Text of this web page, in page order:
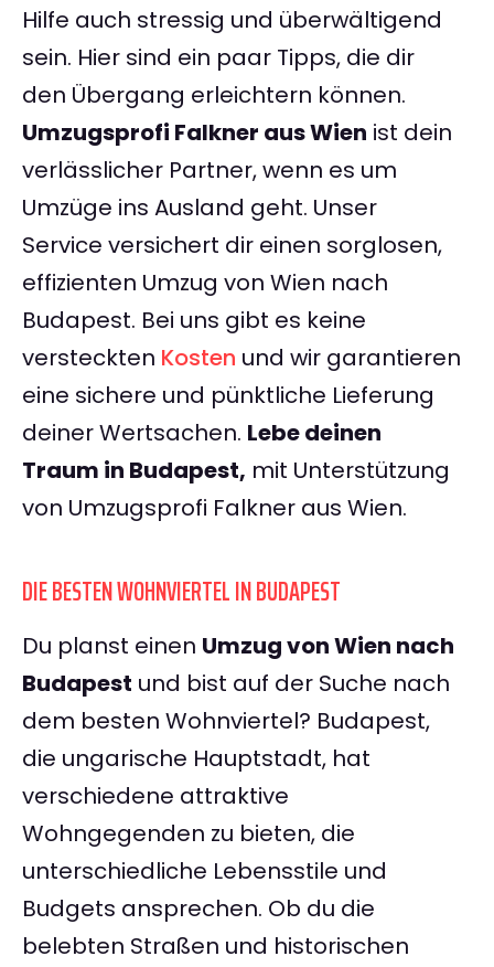
Hilfe auch stressig und überwältigend
sein. Hier sind ein paar Tipps, die dir
den Übergang erleichtern können.
Umzugsprofi Falkner aus Wien ist dein
verlässlicher Partner, wenn es um
Umzüge ins Ausland geht. Unser
Service versichert dir einen sorglosen,
effizienten Umzug von Wien nach
Budapest. Bei uns gibt es keine
versteckten Kosten und wir garantieren
eine sichere und pünktliche Lieferung
deiner Wertsachen. Lebe deinen
Traum in Budapest, mit Unterstützung
von Umzugsprofi Falkner aus Wien.
DIE BESTEN WOHNVIERTEL IN BUDAPEST
Du planst einen Umzug von Wien nach
Budapest und bist auf der Suche nach
dem besten Wohnviertel? Budapest,
die ungarische Hauptstadt, hat
verschiedene attraktive
Wohngegenden zu bieten, die
unterschiedliche Lebensstile und
Budgets ansprechen. Ob du die
belebten Straßen und historischen